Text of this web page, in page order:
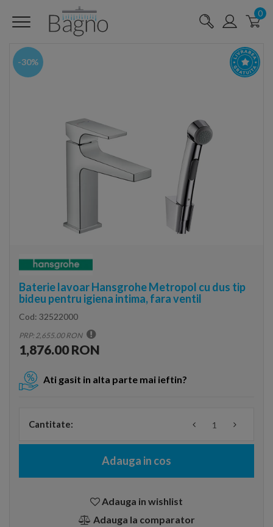
0
-30%
Baterie lavoar Hansgrohe Metropol cu dus tip
bideu pentru igiena intima, fara ventil
Cod: 32522000
PRP: 2,655.00 RON
1,876.00 RON
Ati gasit in alta parte mai ieftin?
Cantitate:
Adauga in cos
Adauga in wishlist
Adauga la comparator